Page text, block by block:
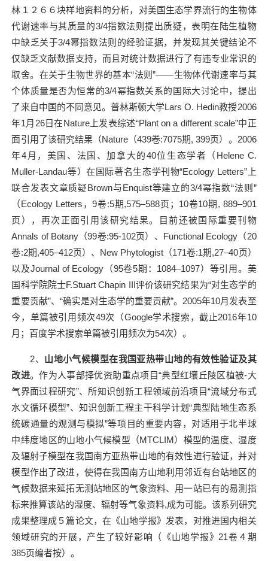
林１２６６块样地资料的分析，对美国生态学界流行的生物体
代谢速率与其质量的3/4指数法则提出质疑，表明在陆生植物
中缺乏关于3/4幂指数法则的经验证据，并发现其关键结论不
仅缺乏文献数据支持，而且对统计数据进行了有违专业常识的
取舍。在关于生物世界的基本“法则”——生物体代谢速率与其
个体质量是否为恒常的3/4幂指数关系的国际大讨论中，提出
了来自中国的不同意见。普林斯顿大学Lars O. Hedin教授2006
年1月 26日在 Nature上发表综述“Plant on a different scale”中正
面引用了该研究结果（Nature（439卷:7075期, 399页）。 2006
年4月，美国、法国、加拿大的40位生态学者（ Helene C.
Muller-Landau等）在国际著名生态学刊物“Ecology Letters”上
联合发表文章质疑Brown与 Enquist等建立的3/4幂指数“法则”
（ Ecology Letters ，9卷:5期,575–588页； 10卷10期 , 889–901
页），再次正面引用该研究结果。目前还被国际重要刊物
Annals of Botany（99卷:95-102页）、 Functional Ecology （20
卷:2期,405–412页）、 New Phytologist （171卷:1期,27–40页）
以及Journal of Ecology （95卷5期： 1084–1097）等引用。美
国科学院院士F.Stuart Chapin III 评价该研究结果为“对生态学的
重要贡献”、“确实是对生态学的重要贡献”。2005年10月发表至
今，单篇被引用频次49次（Google学术搜索，截止2016年10
月；百度学术搜索单篇被引用频次为54次）。
2、 山地小气候模型在我国亚热带山地的有效性验证及其
改进。作为人事部择优资助重点项目“典型红壤丘陵区植被-大
气界面过程研究”、所知识创新工程领域前沿项目“流域分布式
水文循环模型”、知识创新工程主干科学计划“典型陆地生态系
统碳通量的观测与模拟”等项目的重要内容，对适用于北半球
中纬度地区的山地小气候模型（MTCLIM ）模型的温度、湿度
及辐射子模型在我国南方亚热带山地的有效性进行验证，并对
模型作出了改进，使得在我国南方山地利用邻近有台站地区的
气候数据来延拓无测站地区的气象资料、用一站已有的易测指
标来推算该站的湿度、辐射等气象资料,成为可能。该系列研究
成果整理成５篇论文，在《山地学报》发表，对推进国内相关
领域研究的开展，产生了较好影响（《山地学报》21卷４期
385页编者按）。